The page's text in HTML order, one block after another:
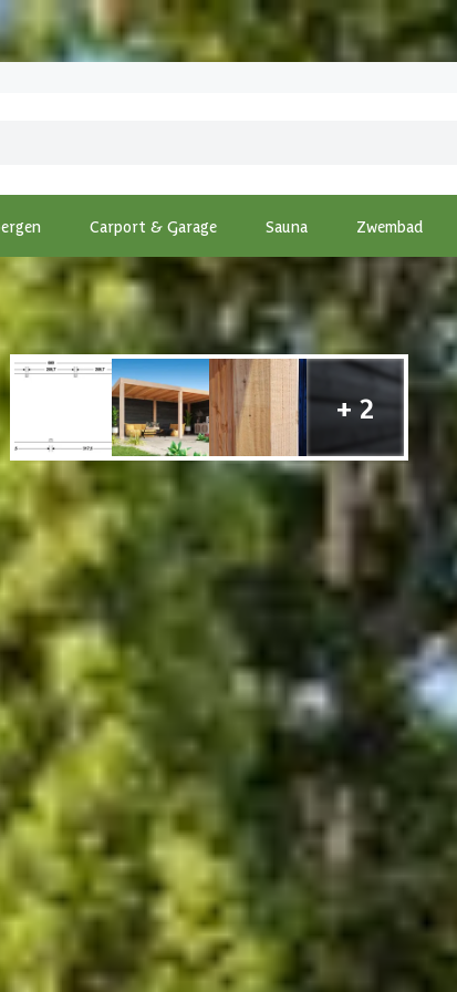
Carport & Garage Sauna Zwembad
WoodAcademy overkapping Moonstone Essential nero
te vinden.
Moonstone Essential